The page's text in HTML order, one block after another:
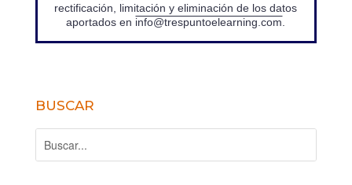
rectificación, limitación y eliminación de los datos
aportados en info@trespuntoelearning.com
BUSCAR